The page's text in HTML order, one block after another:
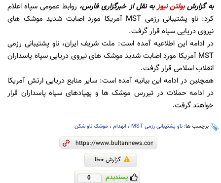
به گزارشبولتن نیوزبه نقل ازخبرگزاری فارس، روابط عمومی سپاه اعلام
کرد: ناو پشتیبانی رزمی MST آمریکا مورد اصابت شدید موشک های
نیروی دریایی سپاه قرار گرفت.
در ادامه این اطلاعیه آمده است: ملت شریف ایران، ناو پشتیبانی رزمی
MST آمریکا مورد اصابت شدید موشک های نیروی دریایی سپاه پاسداران
انقلاب اسلامی قرار گرفت.
همچنین در ادامه این بیانیه آمده است: سایر منابع دریایی ارتش آمریکا
در ادامه حملات در تیررس موشک ها و پهپادهای سپاه پاسداران قرار
خواهند گرفت.
برچسب ها: ناو پشتیبانی رزمی MST ، انهدام ، موشک ناو شکن
گزارش خطا
پسندیدم 0